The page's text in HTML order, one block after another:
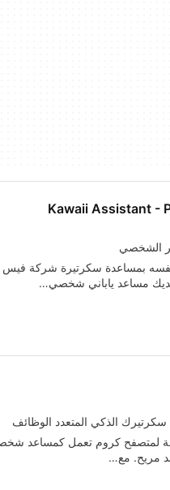
Kawaii Assistant -
الشخصي
بمساعدة سكرتيرة شركة فيس
مساعد ياباني شخصي…
سكرتيرك الذكي المتعدد الوظائف
مريح. مع…